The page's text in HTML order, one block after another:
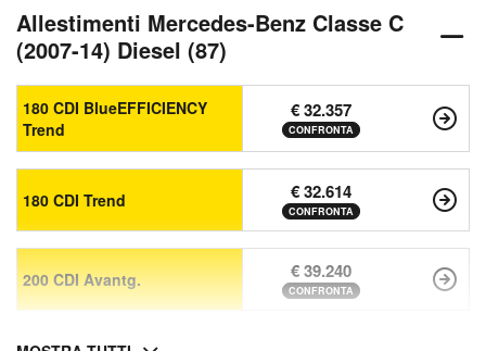
Allestimenti Mercedes-Benz Classe C
(2007-14) Diesel (87)
180 CDI BlueEFFICIENCY
Trend
€ 32.357
CONFRONTA
180 CDI Trend € 32.614
CONFRONTA
200 CDI Avantg. € 39.240
CONFRONTA